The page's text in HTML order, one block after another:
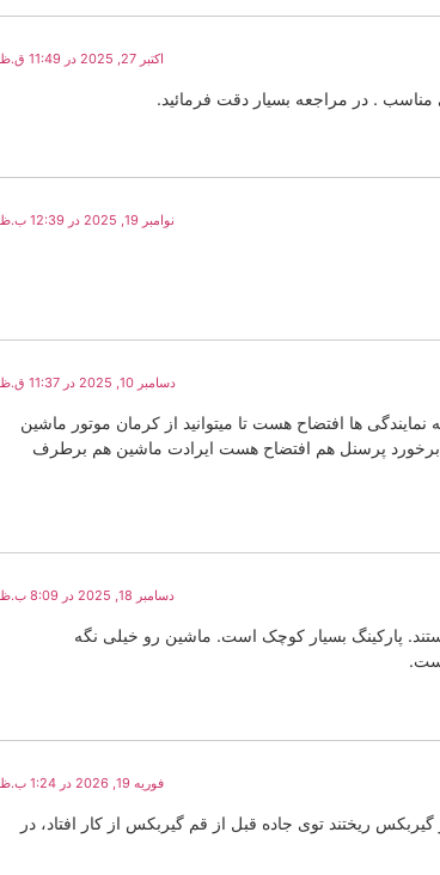
اکتبر 27, 2025 در 11:49 ق.ظ
. در مراجعه بسیار دقت فرمائید.
نوامبر 19, 2025 در 12:39 ب.ظ
دسامبر 10, 2025 در 11:37 ق.ظ
ها افتضاح هست تا میتوانید از کرمان موتور ماشین
برخورد پرسنل هم افتضاح هست ایرادت ماشین هم برطرف
دسامبر 18, 2025 در 8:09 ب.ظ
پارکینگ بسیار کوچک است. ماشین رو خیلی نگه
فوریه 19, 2026 در 1:24 ب.ظ
ریختند توی جاده قبل از قم گیربکس از کار افتاد، در